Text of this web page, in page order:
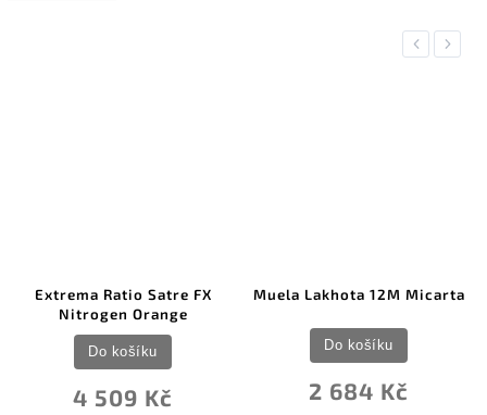
Previous
Extrema Ratio Satre FX
Nitrogen Orange
4 509 Kč
Do košíku
Muela Lakhota 12M Micarta
2 684 Kč
Do košíku
Next